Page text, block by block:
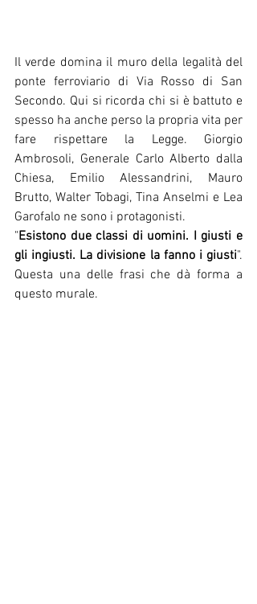
Il verde domina il muro della legalità del
ponte ferroviario di Via Rosso di San
Secondo. Qui si ricorda chi si è battuto e
spesso ha anche perso la propria vita per
fare rispettare la Legge. Giorgio
Ambrosoli, Generale Carlo Alberto dalla
Chiesa, Emilio Alessandrini, Mauro
Brutto, Walter Tobagi, Tina Anselmi e Lea
Garofalo ne sono i protagonisti.
"Esistono due classi di uomini. I giusti e
gli ingiusti. La divisione la fanno i giusti".
Questa una delle frasi che dà forma a
questo murale.